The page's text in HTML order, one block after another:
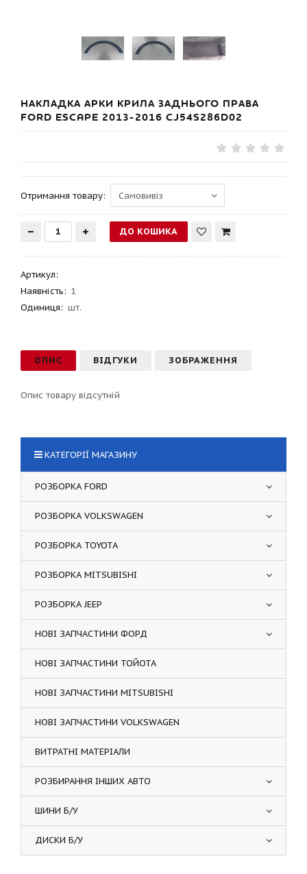
НАКЛАДКА АРКИ КРИЛА ЗАДНЬОГО ПРАВА
FORD ESCAPE 2013-2016 CJ54S286D02
Отримання товару:
Артикул:
Наявність: 1
Одиниця: шт.
ОПИС ВІДГУКИ ЗОБРАЖЕННЯ
Опис товару відсутній
КАТЕГОРІЇ МАГАЗИНУ
РОЗБОРКА FORD
РОЗБОРКА VOLKSWAGEN
РОЗБОРКА TOYOTA
РОЗБОРКА MITSUBISHI
РОЗБОРКА JEEP
НОВІ ЗАПЧАСТИНИ ФОРД
НОВІ ЗАПЧАСТИНИ ТОЙОТА
НОВІ ЗАПЧАСТИНИ MITSUBISHI
НОВІ ЗАПЧАСТИНИ VOLKSWAGEN
ВИТРАТНІ МАТЕРІАЛИ
РОЗБИРАННЯ ІНШИХ АВТО
ШИНИ Б/У
ДИСКИ Б/У